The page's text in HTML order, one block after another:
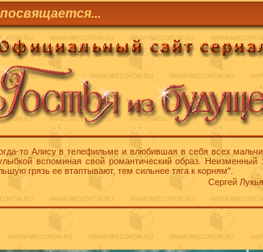
то Алису в телефильме и влюбившая в себя всех
вспоминая свой романтический образ.
грязь ее втаптывают, тем сильнее тяга к корням".
Сергей